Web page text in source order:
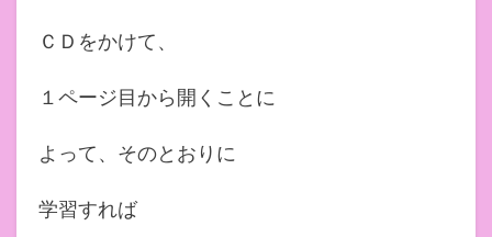
ＣＤをかけて、
１ページ目から開くことに
よって、そのとおりに
学習すれば